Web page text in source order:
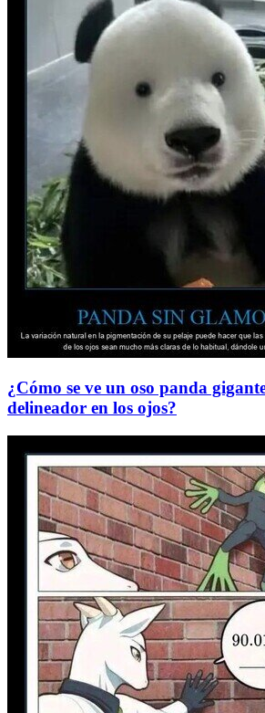
¿Cómo se ve un oso panda
delineador en los ojos?